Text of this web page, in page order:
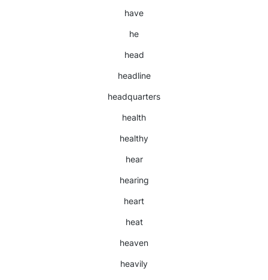
have
he
head
headline
headquarters
health
healthy
hear
hearing
heart
heat
heaven
heavily